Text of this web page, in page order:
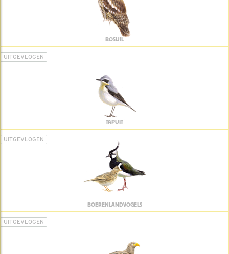
BOSUIL
UITGEVLOGEN
TAPUIT
UITGEVLOGEN
BOERENLANDVOGELS
UITGEVLOGEN